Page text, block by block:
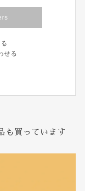
せる
も買っています